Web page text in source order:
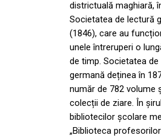
districtuală maghiară,
Societatea de lectură
(1846), care au
unele întreruperi o
de timp. Societatea de
germană deținea în
număr de 782 volume
colecții de ziare. În șirul
bibliotecilor școlare
„Biblioteca